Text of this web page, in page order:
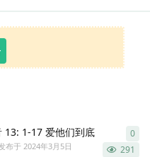
13: 1-17 爱他们到底
布于 2024年3月5日 291
0